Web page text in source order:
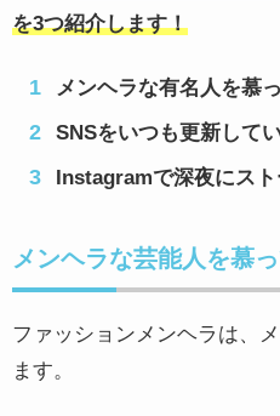
を3つ紹介します！
メンヘラな有名人を慕
SNSをいつも更新して
Instagramで深夜にス
メンヘラな芸能人を慕
ファッションメンヘラは、
ます。